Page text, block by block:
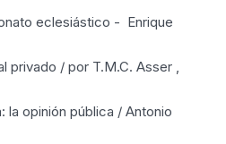
eclesiástico - Enrique
privado / por T.M.C. Asser ,
la opinión pública / Antonio